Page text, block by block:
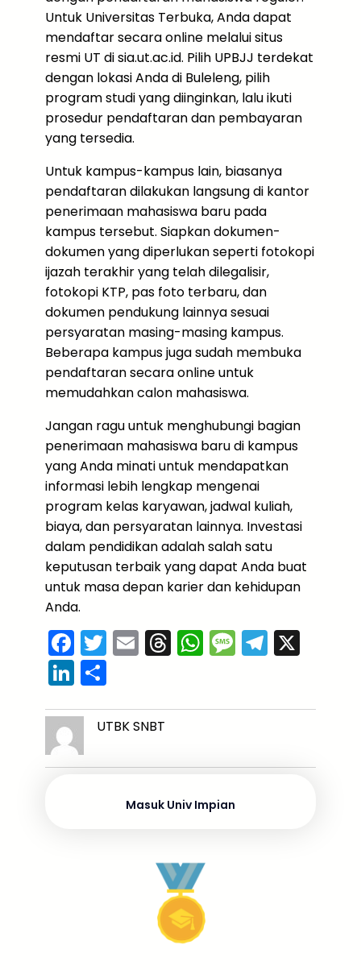
Untuk Universitas Terbuka, Anda dapat
mendaftar secara online melalui situs
resmi UT di sia.ut.ac.id. Pilih UPBJJ terdekat
dengan lokasi Anda di Buleleng, pilih
program studi yang diinginkan, lalu ikuti
prosedur pendaftaran dan pembayaran
yang tersedia.
Untuk kampus-kampus lain, biasanya
pendaftaran dilakukan langsung di kantor
penerimaan mahasiswa baru pada
kampus tersebut. Siapkan dokumen-
dokumen yang diperlukan seperti fotokopi
ijazah terakhir yang telah dilegalisir,
fotokopi KTP, pas foto terbaru, dan
dokumen pendukung lainnya sesuai
persyaratan masing-masing kampus.
Beberapa kampus juga sudah membuka
pendaftaran secara online untuk
memudahkan calon mahasiswa.
Jangan ragu untuk menghubungi bagian
penerimaan mahasiswa baru di kampus
yang Anda minati untuk mendapatkan
informasi lebih lengkap mengenai
program kelas karyawan, jadwal kuliah,
biaya, dan persyaratan lainnya. Investasi
dalam pendidikan adalah salah satu
keputusan terbaik yang dapat Anda buat
untuk masa depan karier dan kehidupan
Anda.
F
a
c
e
b
o
T
w
er
E
m
l
T
hr
a
s
W
h
ts
p
p
M
e
s
g
T
el
gr
m
Li
n
k
e
dI
ar
UTBK SNBT
Masuk Univ Impian